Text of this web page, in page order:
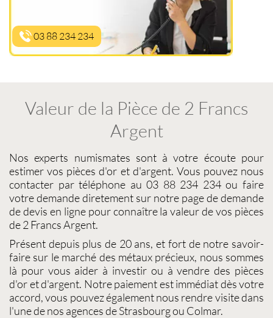
03 88 234 234
Valeur de la Pièce de 2 Francs
Argent
Nos experts numismates sont à votre écoute pour
estimer vos pièces d'or et d'argent. Vous pouvez nous
contacter par téléphone au 03 88 234 234 ou faire
votre demande diretement sur notre page de demande
de devis en ligne pour connaître lavaleur de vos pièces
de 2 Francs Argent.
Présent depuis plus de 20 ans, et fort de notre savoir-
faire sur le marché des métaux précieux, nous sommes
là pour vous aider à investir ou àvendre des pièces
d'oret d'argent. Notre paiement est immédiat dès votre
accord, vous pouvez également nous rendre visite dans
l'une de nos agences de Strasbourg ou Colmar.